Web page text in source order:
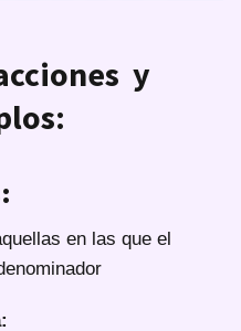
y
en las que el